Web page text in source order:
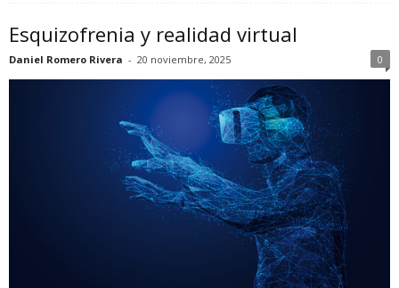
Esquizofrenia y realidad virtual
Daniel Romero Rivera - 20 noviembre, 2025 0